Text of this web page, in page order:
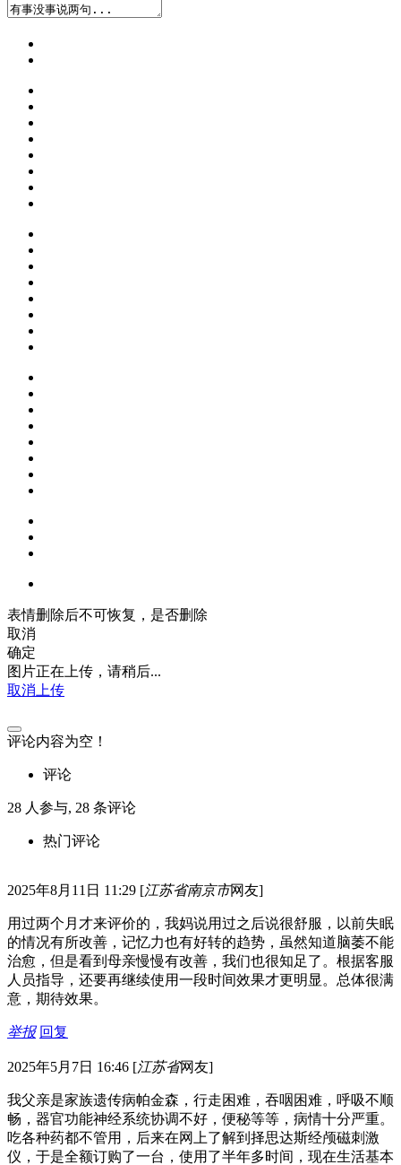
表情删除后不可恢复，是否删除
取消
确定
图片正在上传，请稍后...
取消上传
评论内容为空！
评论
28 人参与, 28 条评论
热门评论
2025年8月11日 11:29 [江苏省南京市网友]
用过两个月才来评价的，我妈说用过之后说很舒服，以前失眠
的情况有所改善，记忆力也有好转的趋势，虽然知道脑萎不能
治愈，但是看到母亲慢慢有改善，我们也很知足了。根据客服
人员指导，还要再继续使用一段时间效果才更明显。总体很满
意，期待效果。
举报 回复
2025年5月7日 16:46 [江苏省网友]
我父亲是家族遗传病帕金森，行走困难，吞咽困难，呼吸不顺
畅，器官功能神经系统协调不好，便秘等等，病情十分严重。
吃各种药都不管用，后来在网上了解到择思达斯经颅磁刺激
仪，于是全额订购了一台，使用了半年多时间，现在生活基本